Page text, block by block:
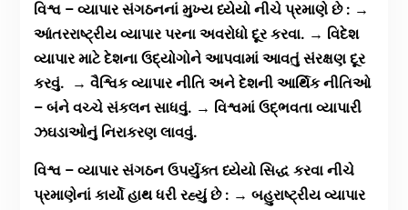
વિશ્વ – વ્યાપાર સંગઠનનાં મુખ્ય ધ્યેયો નીચે પ્રમાણે છે : →
આંતરરાષ્ટ્રીય વ્યાપાર પરના અવરોધો દૂર કરવા. → વિદેશ
વ્યાપાર માટે દેશના ઉદ્યોગોને આપવામાં આવતું સંરક્ષણ દૂર
કરવું. → વૈશ્વિક વ્યાપાર નીતિ અને દેશની આર્થિક નીતિઓ
– બંને વચ્ચે સંકલન સાધવું. → વિશ્વમાં ઉદ્ભવતા વ્યાપારી
ઝઘડાઓનું નિરાકરણ લાવવું.
વિશ્વ – વ્યાપાર સંગઠન ઉપર્યુક્ત ધ્યેયો સિદ્ધ કરવા નીચે
પ્રમાણેનાં કાર્યો હાથ ધરી રહ્યું છે : → બહુરાષ્ટ્રીય વ્યાપાર